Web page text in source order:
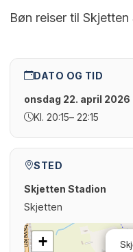
Bøn reiser til
DATO OG TID
onsdag 22. april 2026
Kl. 20:15– 22:15
STED
Skjetten Stadion
Skjetten
+